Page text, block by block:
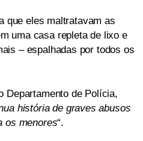
que eles maltratavam as
uma casa repleta de lixo e
– espalhadas por todos os
Departamento de Polícia,
história de graves abusos
os menores“.